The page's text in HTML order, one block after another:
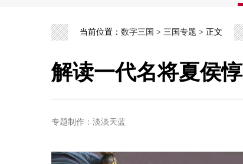
当前位置： 数字三国 > 三国专题 > 正文
解读一代名将夏侯惇
专题制作：淡淡天蓝